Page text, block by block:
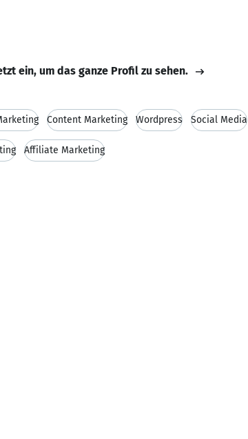
ein, um das ganze Profil zu sehen.
Content Marketing Wordpress Social Media
Affiliate Marketing